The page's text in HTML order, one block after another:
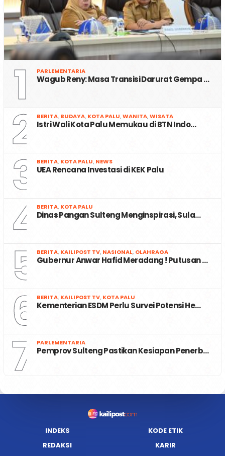
1 PARLEMENTARIA
Wagub Reny: Masa Transisi Darurat Gempa …
2 BERITA, BUDAYA, KOTA PALU,WANITA,WISATA
Istri Wali Kota Palu Memukau di BTN Indo…
3 BERITA, KOTA PALU, NEWS
UEA Rencana Investasi di KEK Palu
4 BERITA, KOTA PALU
Dinas Pangan Sulteng Menginspirasi, Sula…
5 BERITA, KAILIPOST TV, NASIONAL, OLAHRAGA
Gubernur Anwar Hafid Meradang ! Putusan …
6 BERITA, KAILIPOST TV, KOTA PALU
Kementerian ESDM Perlu Survei Potensi He…
7 PARLEMENTARIA
Pemprov Sulteng Pastikan Kesiapan Penerb…
INDEKS
KODE ETIK
REDAKSI
KARIR